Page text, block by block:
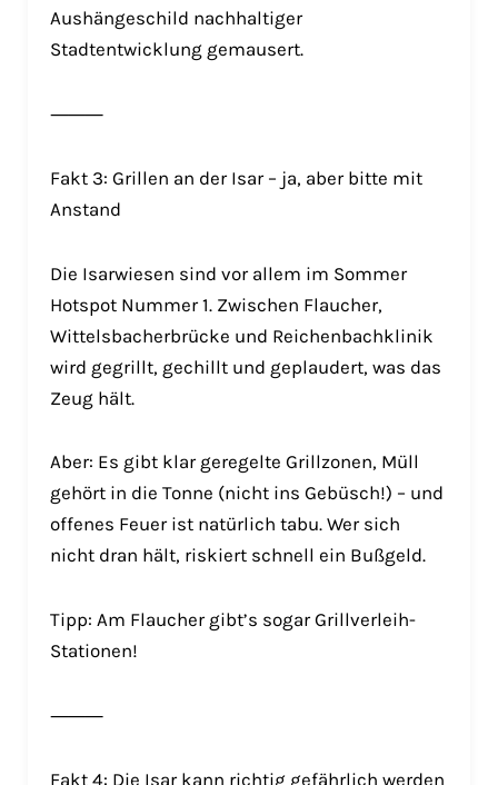
Aushängeschild nachhaltiger
Stadtentwicklung gemausert.
⸻
Fakt 3: Grillen an der Isar – ja, aber bitte mit
Anstand
Die Isarwiesen sind vor allem im Sommer
Hotspot Nummer 1. Zwischen Flaucher,
Wittelsbacherbrücke und Reichenbachklinik
wird gegrillt, gechillt und geplaudert, was das
Zeug hält.
Aber: Es gibt klar geregelte Grillzonen, Müll
gehört in die Tonne (nicht ins Gebüsch!) – und
offenes Feuer ist natürlich tabu. Wer sich
nicht dran hält, riskiert schnell ein Bußgeld.
Tipp: Am Flaucher gibt’s sogar Grillverleih-
Stationen!
⸻
Fakt 4: Die Isar kann richtig gefährlich werden